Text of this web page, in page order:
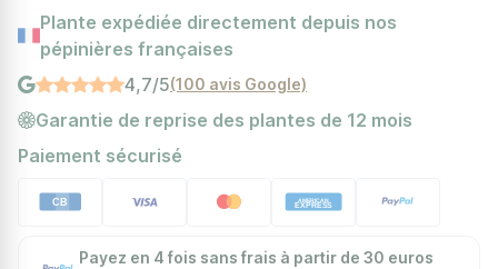
Plante expédiée directement depuis nos
pépinières françaises
4,7/5(100 avis Google)
Garantie de reprise des plantes de 12 mois
Paiement sécurisé
Payez en 4 fois sans frais à partir de 30 euros